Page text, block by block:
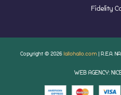
Fidelity
Copyright © 2026 lallohallo.com | R.E.A.
WEB AGENCY: